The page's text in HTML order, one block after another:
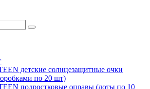
детские солнцезащитные очки
по 20 шт)
подростковые оправы (лоты по 10